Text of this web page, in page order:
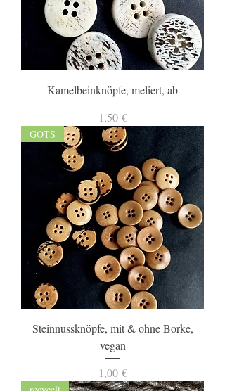
Kamelbeinknöpfe, meliert, ab
Preis
1,50 €
GOTS
Steinnussknöpfe, mit & ohne Borke,
vegan
Preis
1,00 €